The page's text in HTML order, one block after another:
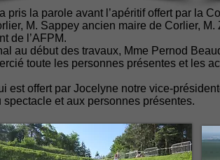
pris la parole avant l’apéritif offert par la
M. Sappey ancien maire de Corlier, M.
de l’AFPM.
au début des travaux, Mme Pernod
toute les personnes présentes et les
est offert par Jocelyne notre vice-
et aux personnes présentes.